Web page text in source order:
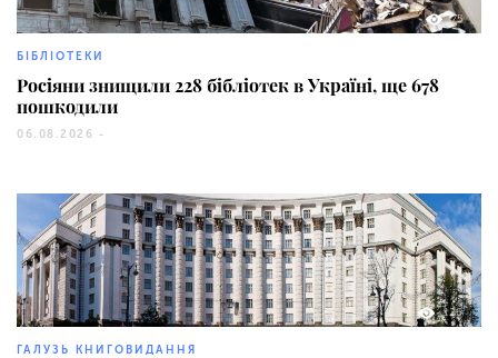
75
БІБЛІОТЕКИ
Росіяни знищили 228 бібліотек в Україні, ще 678
пошкодили
06.08.2026 -
126
ГАЛУЗЬ КНИГОВИДАННЯ